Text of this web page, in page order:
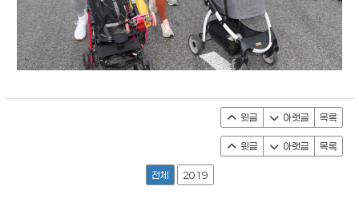
윗글 아랫글 목록
윗글 아랫글 목록
전체 2019